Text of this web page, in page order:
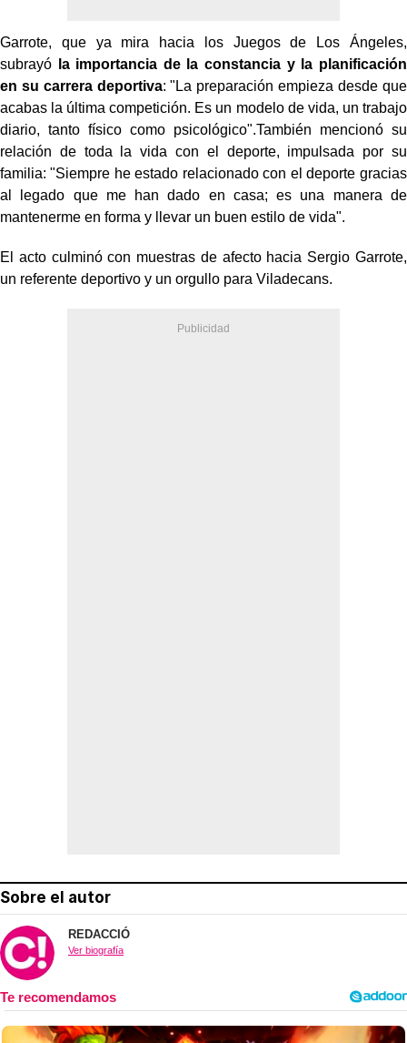
Garrote, que ya mira hacia los Juegos de Los Ángeles,
subrayó
la importancia de la constancia y la planificación
en su carrera deportiva: "La preparación empieza desde que
acabas la última competición. Es un modelo de vida, un trabajo
diario, tanto físico como psicológico".También mencionó su
relación de toda la vida con el deporte, impulsada por su
familia: "Siempre he estado relacionado con el deporte gracias
al legado que me han dado en casa; es una manera de
mantenerme en forma y llevar un buen estilo de vida".
El acto culminó con muestras de afecto hacia Sergio Garrote,
un referente deportivo y un orgullo para Viladecans.
Sobre el autor
REDACCIÓ
Ver biografía